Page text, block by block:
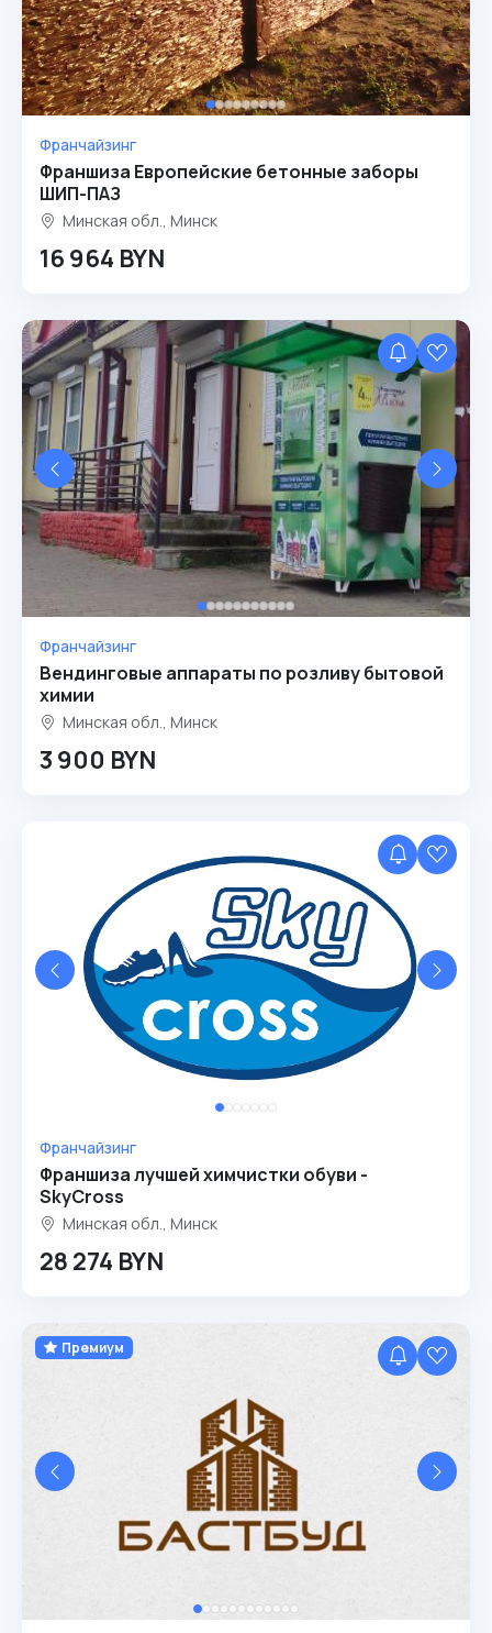
Франчайзинг
Франшиза Европейские бетонные заборы
ШИП-ПАЗ
Минская обл., Минск
16 964 BYN
Франчайзинг
Вендинговые аппараты по розливу бытовой
химии
Минская обл., Минск
3 900 BYN
Франчайзинг
Франшиза лучшей химчистки обуви -
SkyCross
Минская обл., Минск
28 274 BYN
Премиум